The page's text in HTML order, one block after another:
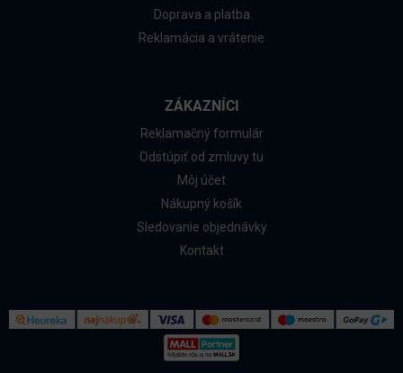
Doprava a platba
Reklamácia a vrátenie
ZÁKAZNÍCI
Reklamačný formulár
Odstúpiť od zmluvy tu
Môj účet
Nákupný košík
Sledovanie objednávky
Kontakt